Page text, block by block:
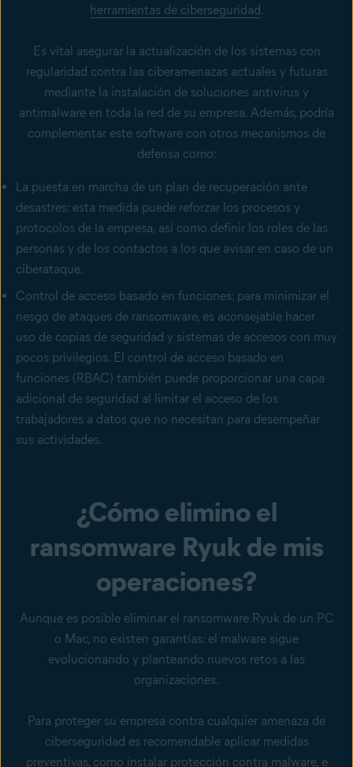
herramientas de ciberseguridad.
Es vital asegurar la actualización de los sistemas con
regularidad contra las ciberamenazas actuales y futuras
mediante la instalación de soluciones antivirus y
antimalware en toda la red de su empresa. Además, podría
complementar este software con otros mecanismos de
defensa como:
La puesta en marcha de un plan de recuperación ante
desastres: esta medida puede reforzar los procesos y
protocolos de la empresa, así como definir los roles de las
personas y de los contactos a los que avisar en caso de un
ciberataque.
Control de acceso basado en funciones: para minimizar el
riesgo de ataques de ransomware, es aconsejable hacer
uso de copias de seguridad y sistemas de accesos con muy
pocos privilegios. El control de acceso basado en
funciones (RBAC) también puede proporcionar una capa
adicional de seguridad al limitar el acceso de los
trabajadores a datos que no necesitan para desempeñar
sus actividades.
¿Cómo elimino el
ransomware Ryuk de mis
operaciones?
Aunque es posible eliminar el ransomware Ryuk de un PC
o Mac, no existen garantías: el malware sigue
evolucionando y planteando nuevos retos a las
organizaciones.
Para proteger su empresa contra cualquier amenaza de
ciberseguridad es recomendable aplicar medidas
preventivas, como instalar protección contra malware, e